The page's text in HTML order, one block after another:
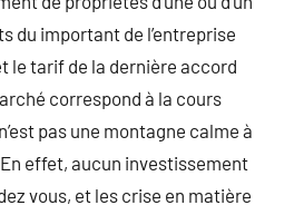
du important de l’entreprise
le tarif de la dernière accord
correspond à la cours
pas une montagne calme à
effet, aucun investissement
vous, et les crise en matière